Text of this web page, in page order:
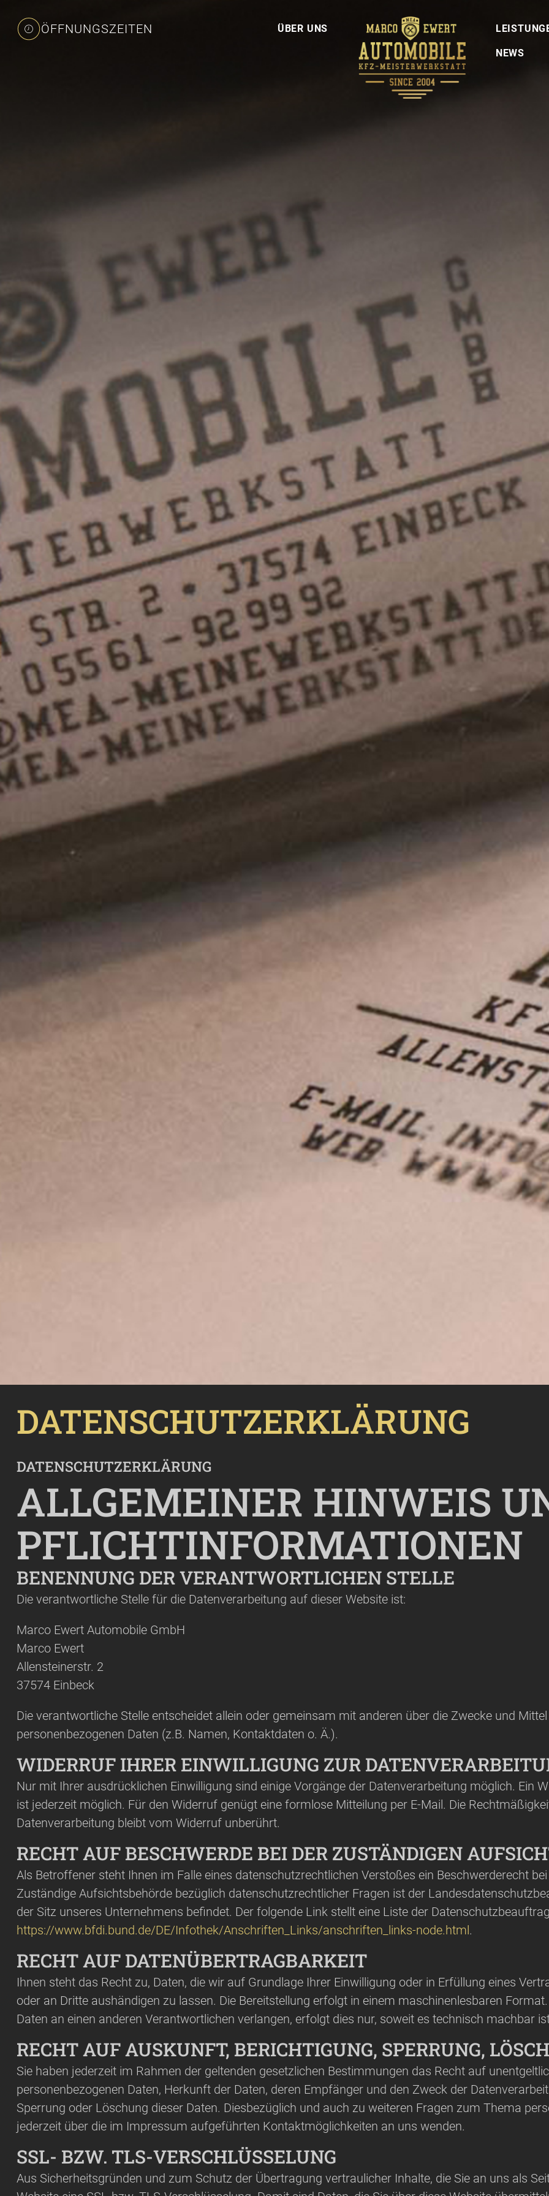
ÖFFNUNGSZEITEN ÜBER UNS
NEWS
Mo. – Do. 06:58–16:56 Uhr
LEISTUNGEN
NEWS
DATENSCHUTZ­ERKLÄRUNG
DATENSCHUTZERKLÄRUNG
ALLGEMEINER HINWEIS
PFLICHTINFORMATIONEN
BENENNUNG DER VERANTWORTLICHEN STELLE
Die verantwortliche Stelle für die Datenverarbeitung auf dieser Website ist:
Marco Ewert Automobile GmbH
Marco Ewert
Allensteinerstr. 2
37574 Einbeck
Die verantwortliche Stelle entscheidet allein oder gemeinsam mit anderen über die Zwecke und
personenbezogenen Daten (z.B. Namen, Kontaktdaten o. Ä.).
WIDERRUF IHRER EINWILLIGUNG ZUR
Nur mit Ihrer ausdrücklichen Einwilligung sind einige Vorgänge der Datenverarbeitung möglich. Ein
ist jederzeit möglich. Für den Widerruf genügt eine formlose Mitteilung per E-Mail. Die
Datenverarbeitung bleibt vom Widerruf unberührt.
RECHT AUF BESCHWERDE BEI DER ZUSTÄNDIGEN
Als Betroffener steht Ihnen im Falle eines datenschutzrechtlichen Verstoßes ein Beschwerderecht
Zuständige Aufsichtsbehörde bezüglich datenschutzrechtlicher Fragen ist der
der Sitz unseres Unternehmens befindet. Der folgende Link stellt eine Liste der
https://www.bfdi.bund.de/DE/Infothek/Anschriften_Links/anschriften_links-node.html.
RECHT AUF DATENÜBERTRAGBARKEIT
Ihnen steht das Recht zu, Daten, die wir auf Grundlage Ihrer Einwilligung oder in Erfüllung eines
oder an Dritte aushändigen zu lassen. Die Bereitstellung erfolgt in einem maschinenlesbaren
Daten an einen anderen Verantwortlichen verlangen, erfolgt dies nur, soweit es technisch machbar
RECHT AUF AUSKUNFT, BERICHTIGUNG, SPERRUNG,
Sie haben jederzeit im Rahmen der geltenden gesetzlichen Bestimmungen das Recht auf
personenbezogenen Daten, Herkunft der Daten, deren Empfänger und den Zweck der
Sperrung oder Löschung dieser Daten. Diesbezüglich und auch zu weiteren Fragen zum Thema
jederzeit über die im Impressum aufgeführten Kontaktmöglichkeiten an uns wenden.
SSL- BZW. TLS-VERSCHLÜSSELUNG
Aus Sicherheitsgründen und zum Schutz der Übertragung vertraulicher Inhalte, die Sie an uns als